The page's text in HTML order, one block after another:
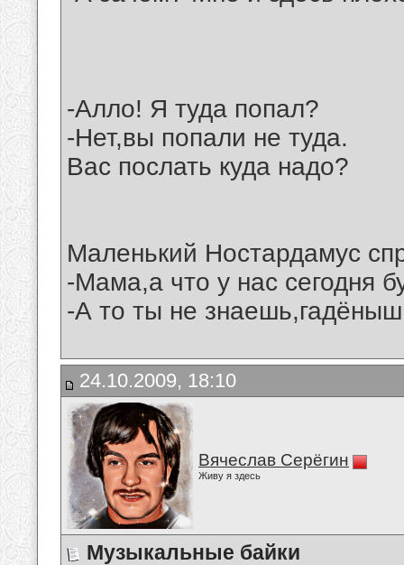
-Алло! Я туда попал?
-Нет,вы попали не туда.
Вас послать куда надо?
Маленький Ностардамус
-Мама,а что у нас сегодня
-А то ты не
24.10.2009, 18:10
Вячеслав Серёгин
Живу я здесь
Музыкальные байки